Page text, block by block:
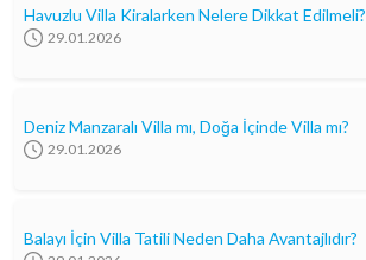
Havuzlu Villa Kiralarken Nelere Dikkat Edilmeli?
29.01.2026
Deniz Manzaralı Villa mı, Doğa İçinde Villa mı?
29.01.2026
Balayı İçin Villa Tatili Neden Daha Avantajlıdır?